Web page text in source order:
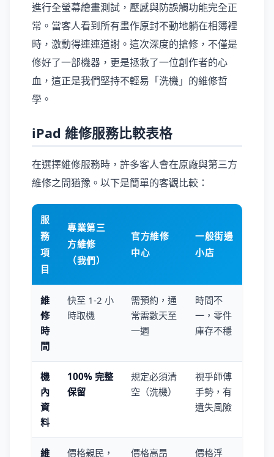
進行全螢幕繪畫測試，壓感與防誤觸功能完全正
常。當客人看到所有畫作原封不動地躺在相簿裡
時，激動得連連道謝。這次深度的搶修，不僅是
修好了一部機器，更是拯救了一位創作者的心
血，這正是我們堅持不輕易「洗機」的維修哲
學。
iPad 維修服務比較表格
在選擇維修服務時，許多客人會在原廠與第三方
維修之間猶豫。以下是簡單的客觀比較：
服
務
項
目
專業第三
方維修
（我們）
官方維修
中心
一般街邊
小店
維
修
時
間
快至 1-2 小
時取機
需預約，通
常需數天至
一週
時間不
一，零件
庫存不穩
機
內
資
料
100% 完整
保留
規定必須清
空（洗機）
視乎師傅
手勢，有
遺失風險
維
價格親民，
價格高昂
價格浮